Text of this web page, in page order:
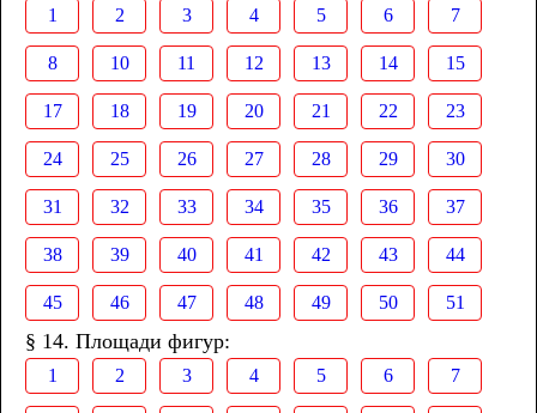
1 2 3 4 5 6 7
8 10 11 12 13 14 15
17 18 19 20 21 22 23
24 25 26 27 28 29 30
31 32 33 34 35 36 37
38 39 40 41 42 43 44
45 46 47 48 49 50 51
§ 14. Площади фигур:
1 2 3 4 5 6 7